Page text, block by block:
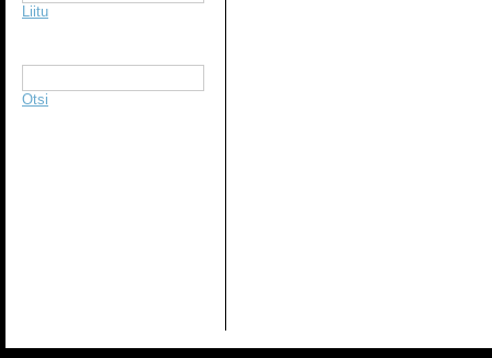
Liitu
Otsi